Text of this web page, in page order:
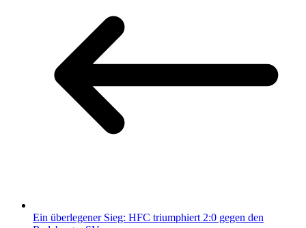
Ein überlegener Sieg: HFC triumphiert 2:0 gegen den